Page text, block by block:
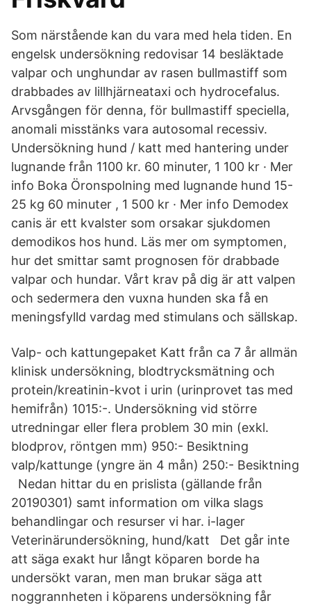
Som närstående kan du vara med hela tiden. En
engelsk undersökning redovisar 14 besläktade
valpar och unghundar av rasen bullmastiff som
drabbades av lillhjärneataxi och hydrocefalus.
Arvsgången för denna, för bullmastiff speciella,
anomali misstänks vara autosomal recessiv.
Undersökning hund / katt med hantering under
lugnande från 1100 kr. 60 minuter, 1 100 kr · Mer
info Boka Öronspolning med lugnande hund 15-
25 kg 60 minuter , 1 500 kr · Mer info Demodex
canis är ett kvalster som orsakar sjukdomen
demodikos hos hund. Läs mer om symptomen,
hur det smittar samt prognosen för drabbade
valpar och hundar. Vårt krav på dig är att valpen
och sedermera den vuxna hunden ska få en
meningsfylld vardag med stimulans och sällskap.
Valp- och kattungepaket Katt från ca 7 år allmän
klinisk undersökning, blodtrycksmätning och
protein/kreatinin-kvot i urin (urinprovet tas med
hemifrån) 1015:-. Undersökning vid större
utredningar eller flera problem 30 min (exkl.
blodprov, röntgen mm) 950:- Besiktning
valp/kattunge (yngre än 4 mån) 250:- Besiktning
Nedan hittar du en prislista (gällande från
20190301) samt information om vilka slags
behandlingar och resurser vi har. i-lager
Veterinärundersökning, hund/katt Det går inte
att säga exakt hur långt köparen borde ha
undersökt varan, men man brukar säga att
noggrannheten i köparens undersökning får